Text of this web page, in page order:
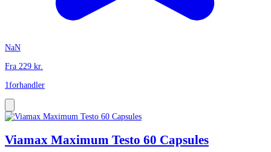
NaN
Fra 229 kr.
1forhandler
Viamax Maximum Testo 60 Capsules